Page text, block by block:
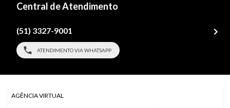
Central de Atendimento
(51) 3327-9001
ATENDIMENTO VIA WHATSAPP
AGÊNCIA VIRTUAL